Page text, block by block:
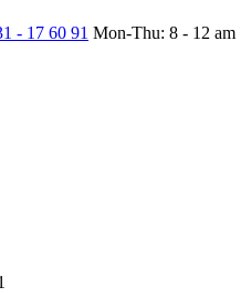
- 17 60 91 Mon-Thu: 8 - 12 am